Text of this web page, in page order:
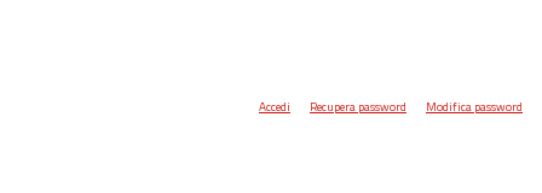
Accedi Recupera password Modifica password